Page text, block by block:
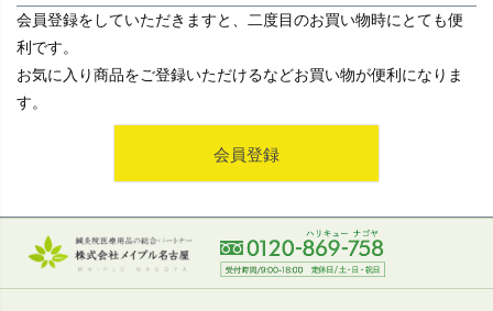
会員登録をしていただきますと、二度目のお買い物時にとても便
利です。
お気に入り商品をご登録いただけるなどお買い物が便利になりま
す。
会員登録